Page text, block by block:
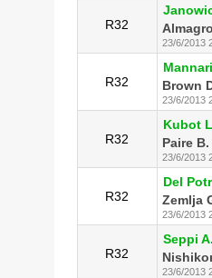
R32
23/6/2013
R32 Brown
23/6/2013
R32
Kubot
Paire B.
23/6/2013
R32
Del
Zemlja
23/6/2013
R32
Seppi A.
23/6/2013